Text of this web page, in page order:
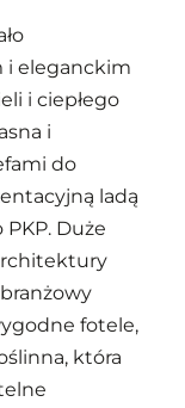
i eleganckim
i ciepłego
i
do
ladą
Duże
fotele,
która